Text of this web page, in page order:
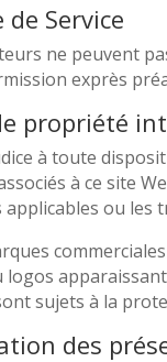
de Service
ne peuvent
exprès
propriété
à toute
à ce site
applicables ou
logos
sujets à la
des